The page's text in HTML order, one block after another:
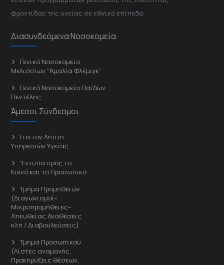
φροντίδας της υγείας σε εθνικό επίπεδο.
Διασυνδεόμενα Νοσοκομεία
Γενικό Νοσοκομείο
Μελισσίων “Άμαλία Φλέμιγκ”
Γενικό Νοσοκομείο Παίδων
Πεντέλης
Άμεσοι Σύνδεσμοι
Για τον Λήπτη
Υπηρεσιών Υγείας
'Εντυπα προς το
Κοινό και το Προσωπικό
Τμήμα Προμηθειών
(Διαγωνισμοί-
Μικροπρομήθειες-
Απευθείας Αναθέσεις
κλπ / Διαβουλεύσεις)
Τμήμα Προσωπικού
(Λίστες αναμονής,
Προκηρύξεις θέσεων,